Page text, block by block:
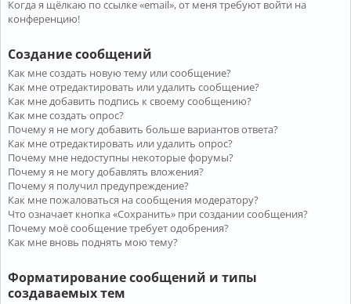
Когда я щёлкаю по ссылке «email», от меня требуют войти на
конференцию!
Создание сообщений
Как мне создать новую тему или сообщение?
Как мне отредактировать или удалить сообщение?
Как мне добавить подпись к своему сообщению?
Как мне создать опрос?
Почему я не могу добавить больше вариантов ответа?
Как мне отредактировать или удалить опрос?
Почему мне недоступны некоторые форумы?
Почему я не могу добавлять вложения?
Почему я получил предупреждение?
Как мне пожаловаться на сообщения модератору?
Что означает кнопка «Сохранить» при создании сообщения?
Почему моё сообщение требует одобрения?
Как мне вновь поднять мою тему?
Форматирование сообщений и типы
создаваемых тем